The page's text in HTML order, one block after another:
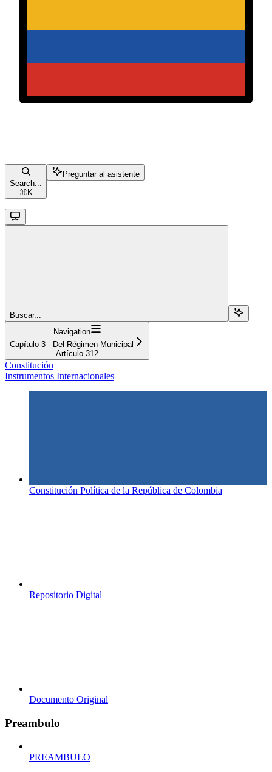
Search...
⌘ K
Preguntar al asistente
Buscar...
Navigation
Capítulo 3 - Del Régimen Municipal
Artículo 312
Constitución
Instrumentos Internacionales
Constitución Política de la República de Colombia
Repositorio Digital
Documento Original
Preambulo
PREAMBULO